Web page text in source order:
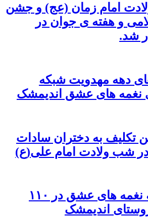
امام زمان (عج) و جشن
و هفته ی جوان در
شد.
دهه مهدویت شبکه
نغمه های عشق اندیمشک
تکلیف به دختران سادات
در شب ولادت امام علی(ع)
ایجاد ۱۱۰ شعبه نغمه های عشق در ۱۱۰
اندیمشک